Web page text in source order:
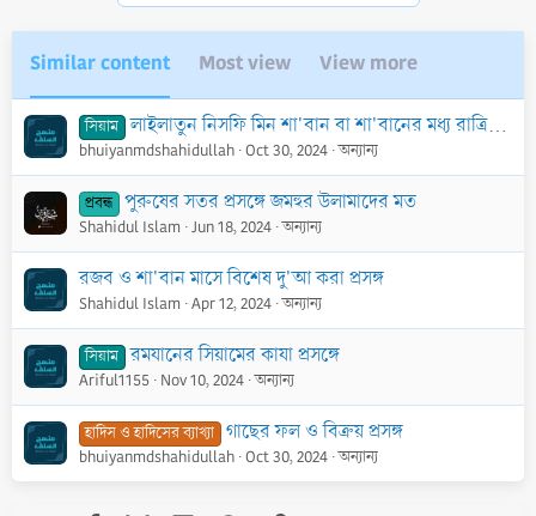
Similar content Most view View more
সিয়াম লাইলাতুন নিসফি মিন শা'বান বা শা'বানের মধ্য রাত্রির পরদিন সিয়াম পালন প্রসঙ্গ
bhuiyanmdshahidullah Oct 30, 2024 অন্যান্য
প্রবন্ধ পুরুষের সতর প্রসঙ্গে জমহুর উলামাদের মত
Shahidul Islam Jun 18, 2024 অন্যান্য
রজব ও শা'বান মাসে বিশেষ দু'আ করা প্রসঙ্গ
Shahidul Islam Apr 12, 2024 অন্যান্য
সিয়াম রমযানের সিয়ামের কাযা প্রসঙ্গে
Ariful1155 Nov 10, 2024 অন্যান্য
হাদিস ও হাদিসের ব্যাখ্যা গাছের ফল ও বিক্রয় প্রসঙ্গ
bhuiyanmdshahidullah Oct 30, 2024 অন্যান্য